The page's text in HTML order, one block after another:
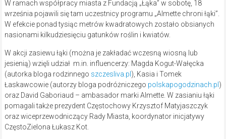
W ramach współpracy miasta z Fundacją „Łąka” w sobotę, 18
września pojawili się tam uczestnicy programu „Almette chroni łąki”.
W efekcie ponad tysiąc metrów kwadratowych zostało obsianych
nasionami kilkudziesięciu gatunków roślin i kwiatów.
W akcji zasiewu łąki (można je zakładać wczesną wiosną lub
jesienią) wzięli udział m.in. influencerzy: Magda Kogut-Wałęcka
(autorka bloga rodzinnego szczesliva.pl ), Kasia i Tomek
Łaskawcowie (autorzy bloga podróżniczego polskapogodzinach.pl )
oraz David Gaboriaud – ambasador marki Almette. W zasianiu łąki
pomagali także prezydent Częstochowy Krzysztof Matyjaszczyk
oraz wiceprzewodniczący Rady Miasta, koordynator inicjatywy
CzęstoZielona Łukasz Kot.